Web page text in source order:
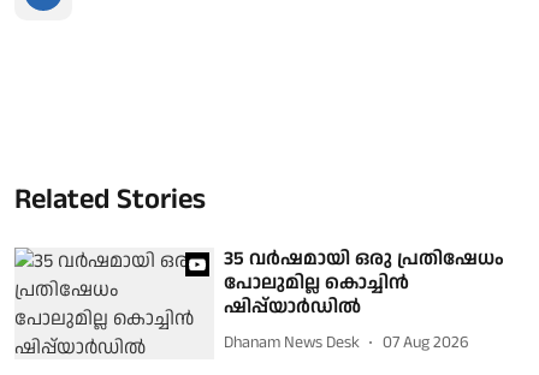
Related Stories
35 വർഷമായി ഒരു പ്രതിഷേധം
പോലുമില്ല കൊച്ചിൻ
ഷിപ്പ്‌യാർഡിൽ
Dhanam News Desk 07 Aug 2026